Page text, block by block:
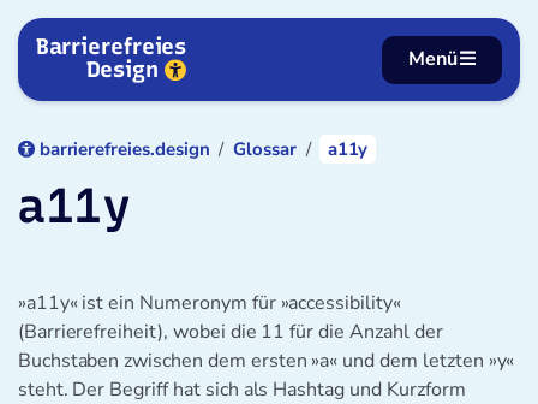
Zum Inhalt springen
Barrierefreies
Design
Menü
barrierefreies.design Glossar a11y
a11y
»a11y« ist ein Numeronym für »accessibility«
(Barrierefreiheit), wobei die 11 für die Anzahl der
Buchstaben zwischen dem ersten »a« und dem letzten »y«
steht. Der Begriff hat sich als Hashtag und Kurzform